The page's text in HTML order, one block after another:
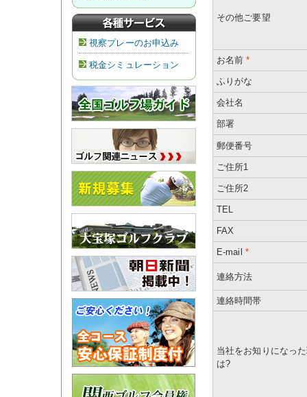
視察プレーのお申込み
税金シミュレーション
その他ご要望
お名前 *
ふりがな
会社名
部署
郵便番号
ご住所1
ご住所2
TEL
FAX
E-mail *
連絡方法
連絡時間帯
当社をお知りになっ
は?